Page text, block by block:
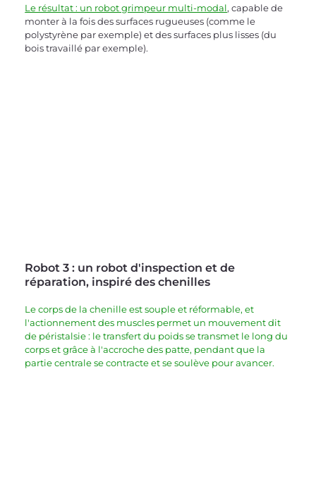
Le résultat : un robot grimpeur multi-modal, capable de
monter à la fois des surfaces rugueuses (comme le
polystyrène par exemple) et des surfaces plus lisses (du
bois travaillé par exemple).
Robot 3 : un robot d'inspection et de
réparation, inspiré des chenilles
Le corps de la chenille est souple et réformable, et
l'actionnement des muscles permet un mouvement dit
de péristalsie : le transfert du poids se transmet le long du
corps et grâce à l'accroche des patte, pendant que la
partie centrale se contracte et se soulève pour avancer.